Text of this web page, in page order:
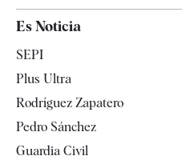
España
Televisión
Es Noticia
SEPI
Plus Ultra
Rodríguez Zapatero
Pedro Sánchez
Guardia Civil